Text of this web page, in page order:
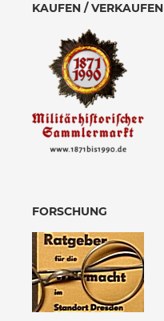
KAUFEN / VERKAUFEN
FORSCHUNG